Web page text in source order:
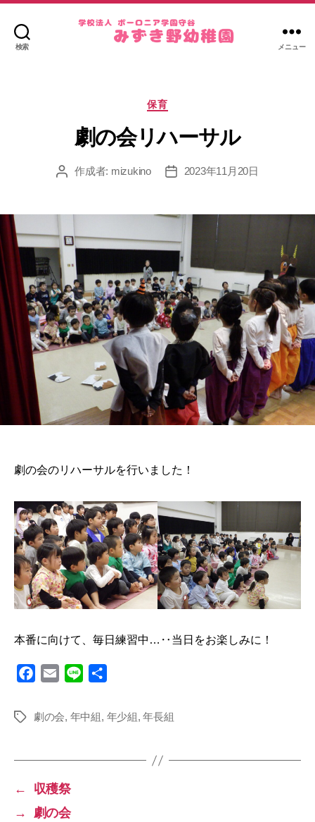
検索
野
稚
メニュー
カ
テ
ゴ
リ
保育
劇の会リハーサル
投 作成者: mizukino
投
2023年11月20日
劇の会のリハーサルを行いました！
本番に向けて、毎日練習中…‥当日をお楽しみに！
c
o
o
a
n
タ
劇の会, 年中組, 年少組,年長組
←
収穫祭
→
劇の会